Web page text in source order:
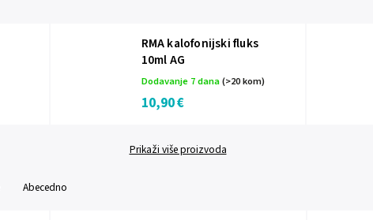
RMA kalofonijski fluks
10ml AG
Dodavanje 7 dana(>20 kom)
10,90 €
Prikaži više proizvoda
Abecedno